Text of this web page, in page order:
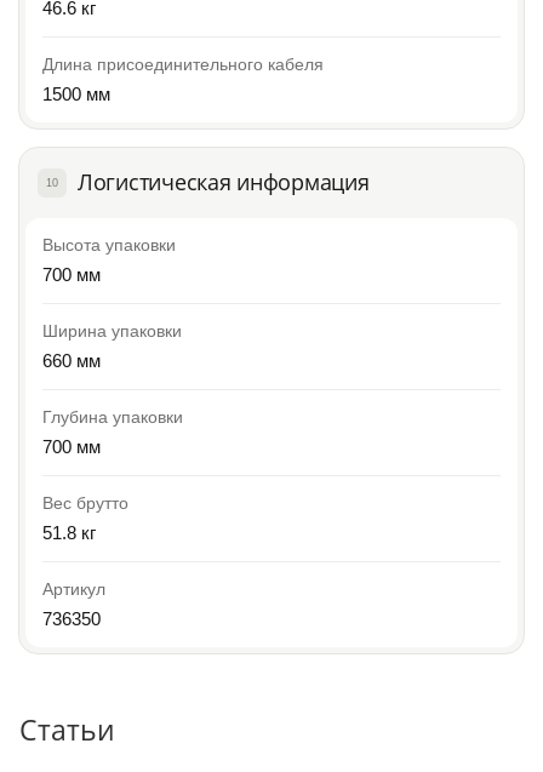
46.6 кг
Длина присоединительного кабеля
1500 мм
10 Логистическая информация
Высота упаковки
700 мм
Ширина упаковки
660 мм
Глубина упаковки
700 мм
Вес брутто
51.8 кг
Артикул
736350
Статьи